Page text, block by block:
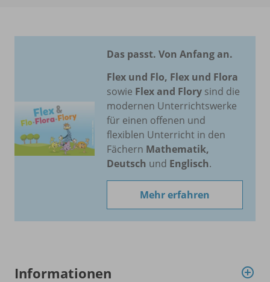
Das passt. Von Anfang an.
Flex und Flo, Flex und Flora
sowie Flex and Flory sind die
modernen Unterrichtswerke
für einen offenen und
flexiblen Unterricht in den
Fächern Mathematik,
Deutsch und Englisch.
Mehr erfahren
Informationen